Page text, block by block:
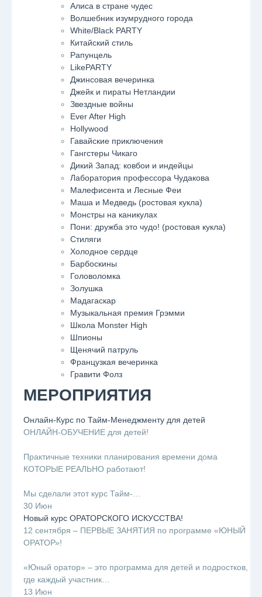
Алиса в стране чудес
Волшебник изумрудного города
White/Black PARTY
Китайский стиль
Рапунцель
LikePARTY
Джинсовая вечеринка
Джейк и пираты Нетландии
Звездные войны
Ever After High
Hollywood
Гавайские приключения
Гангстеры Чикаго
Дикий Запад: ковбои и индейцы
Лаборатория профессора Чудакова
Малефисента и Лесные Феи
Маша и Медведь (ростовая кукла)
Монстры на каникулах
Пони: дружба это чудо! (ростовая кукла)
Стиляги
Холодное сердце
Барбоскины
Головоломка
Золушка
Мадагаскар
Музыкальная премия Грэмми
Школа Monster High
Шпионы
Щенячий патруль
Французкая вечеринка
Гравити Фолз
МЕРОПРИЯТИЯ
Онлайн-Курс по Тайм-Менеджменту для детей
ОНЛАЙН-ОБУЧЕНИЕ для детей!
Практичные техники планирования времени дома
КОТОРЫЕ РЕАЛЬНО работают!
Мы сделали этот курс Тайм-…
30 Июн
Новый курс ОРАТОРСКОГО ИСКУССТВА!
12 сентября – ПЕРВЫЕ ЗАНЯТИЯ по программе «ЮНЫЙ
ОРАТОР»!
«Юный оратор» – это программа для детей и подростков,
где каждый участник…
13 Июн